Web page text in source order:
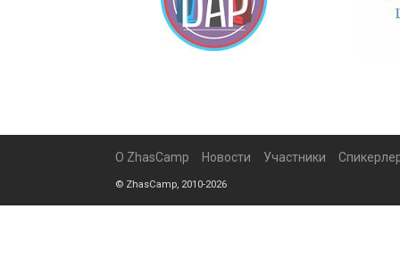
О ZhasCamp Новости Участники
© ZhasCamp, 2010-2026